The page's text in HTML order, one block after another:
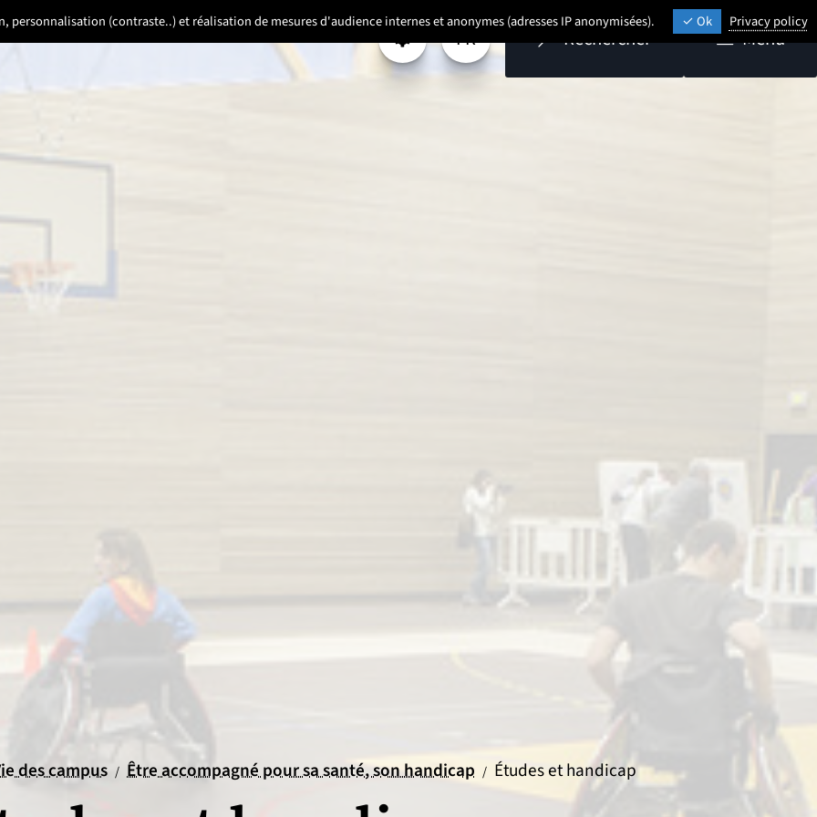
personnalisation (contraste..) et réalisation de mesures d'audience internes et anonymes (adresses IP anonymisées). Ok Privacy policy
ParamétrageSélectionner une langue (
FR
- Français sélectionné)
Rechercher Menu
des campus / Être accompagné pour sa santé, son handicap / Études et handicap